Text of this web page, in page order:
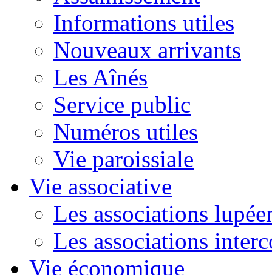
Informations utiles
Nouveaux arrivants
Les Aînés
Service public
Numéros utiles
Vie paroissiale
Vie associative
Les associations
Les associations
Vie économique